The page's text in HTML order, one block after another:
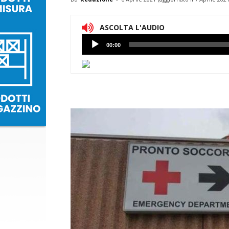
ASCOLTA L'AUDIO
Lettore
Audio
00:00